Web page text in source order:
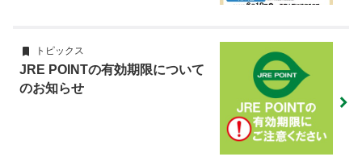
トピックス
JRE POINTの有効期限について
のお知らせ